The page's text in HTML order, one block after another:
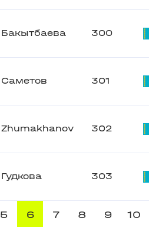
Бакытбаева 300
Саметов 301
Zhumakhanov 302
Гудкова 303
5 6 7 8 9 10